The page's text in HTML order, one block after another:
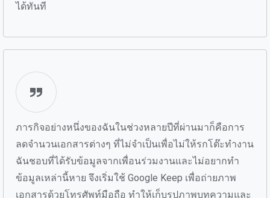
ได้ทันที
ภารกิจอย่างหนึ่งของฉันในช่วงหลายปีที่ผ่านมาก็คือการ
ลดจำนวนเอกสารต่างๆ ที่ไม่จำเป็นเพื่อไม่ให้รกโต๊ะทำงาน
ฉันชอบที่ได้รับข้อมูลจากเพื่อนร่วมงานและไม่อยากทำ
ข้อมูลเหล่านี้หาย จึงเริ่มใช้ Google Keep เพื่อถ่ายภาพ
เอกสารด้วยโทรศัพท์มือถือ ทำให้เก็บรูปภาพบทความและ